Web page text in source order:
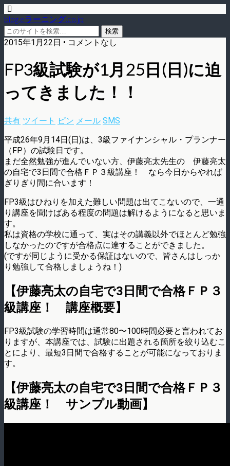
blog.eラーニング.co.jp
2015年1月22日 • コメントなし
FP3級試験が1月25日(日)に迫
ってきました！！
共有 ツイート ピン メール SMS
平成26年9月14日(日)は、3級ファイナンシャル・プランナー
（FP）の試験日です。
まだ全然勉強が進んでいない方、伊藤亮太先生の 伊藤亮太
の自宅で3日間で合格ＦＰ３級講座！ なら今日からやれば
ぎりぎり間に合います！
FP3級はひねりを加えた難しい問題は出てこないので、一通
り講座を聞けばある程度の問題は解けるようになると思いま
す。
私は資格の学校に通って、実はその講義以外でほとんど勉強
しなかったのですが合格点に達することができました。
(ですが同じように受かる保証はないので、皆さんはしっか
り勉強して合格しましょうね！)
【伊藤亮太の自宅で3日間で合格ＦＰ３
級講座！ 講座概要】
FP3級試験の学習時間は通常80〜100時間必要と言われてお
りますが、本講座では、試験に出題される箇所を絞り込むこ
とにより、最短3日間で合格することが可能になっておりま
す。
【伊藤亮太の自宅で3日間で合格ＦＰ３
級講座！ サンプル動画】